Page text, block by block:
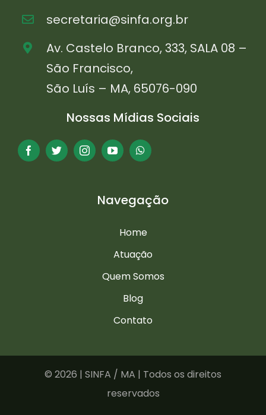
secretaria@sinfa.org.br
Av. Castelo Branco, 333, SALA 08 –
São Francisco,
São Luís – MA, 65076-090
Nossas Mídias Sociais
Navegação
Home
Atuação
Quem Somos
Blog
Contato
© 2026 | SINFA / MA | Todos os direitos
reservados